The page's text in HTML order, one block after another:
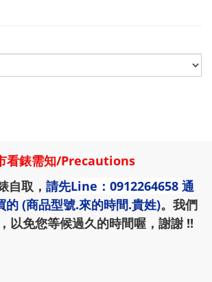
看錶需知/Precautions
自取， 請先Line：0912264658 通
的 (商品型號.來的時間.貴姓)。我們
以免您等候過久的時間喔，謝謝 !!